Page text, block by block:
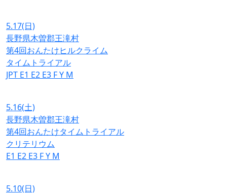
5.17(日)
長野県木曽郡王滝村
第4回おんたけヒルクライム
タイムトライアル
JPT E1 E2 E3 FY M
5.16(土)
長野県木曽郡王滝村
第4回おんたけタイムトライアル
クリテリウム
E1 E2 E3 FY M
5.10(日)